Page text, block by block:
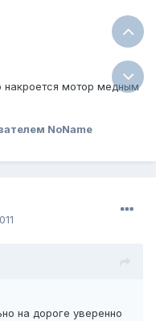
мотор медным
NoName
на дороге уверенно